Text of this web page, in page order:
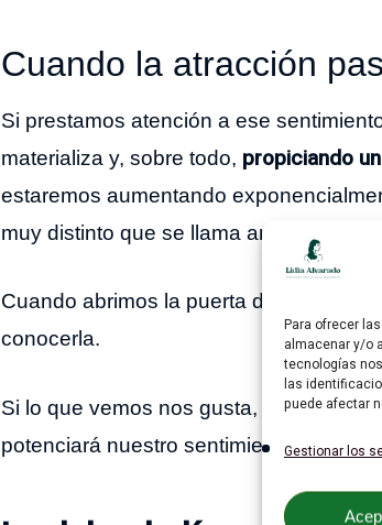
Para ofrecer
almacenar y/o
tecnologías
las
puede afectar
Gestionar los
Cuando la atracción
Si prestamos atención a ese
materializa y, sobre todo, propiciando
estaremos aumentando
muy distinto que se llama amor.
Cuando abrimos la puerta de nuestra
conocerla.
Si lo que vemos nos gusta, sin darnos
potenciará nuestro sentimiento inicial